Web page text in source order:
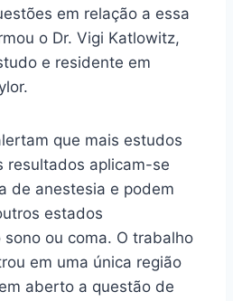
em relação a essa
o Dr. Vigi Katlowitz,
e residente em
que mais estudos
resultados aplicam-se
de anestesia e podem
estados
ou coma. O trabalho
em uma única região
aberto a questão de